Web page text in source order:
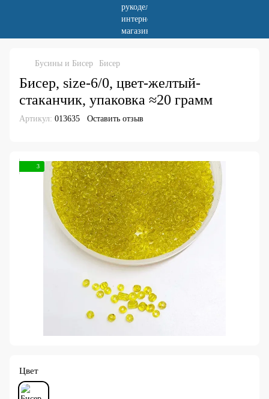
Бусины и Бисер Бисер
Бисер, size-6/0, цвет-желтый-
стаканчик, упаковка ≈20 грамм
Артикул: 013635 Оставить отзыв
3
Цвет